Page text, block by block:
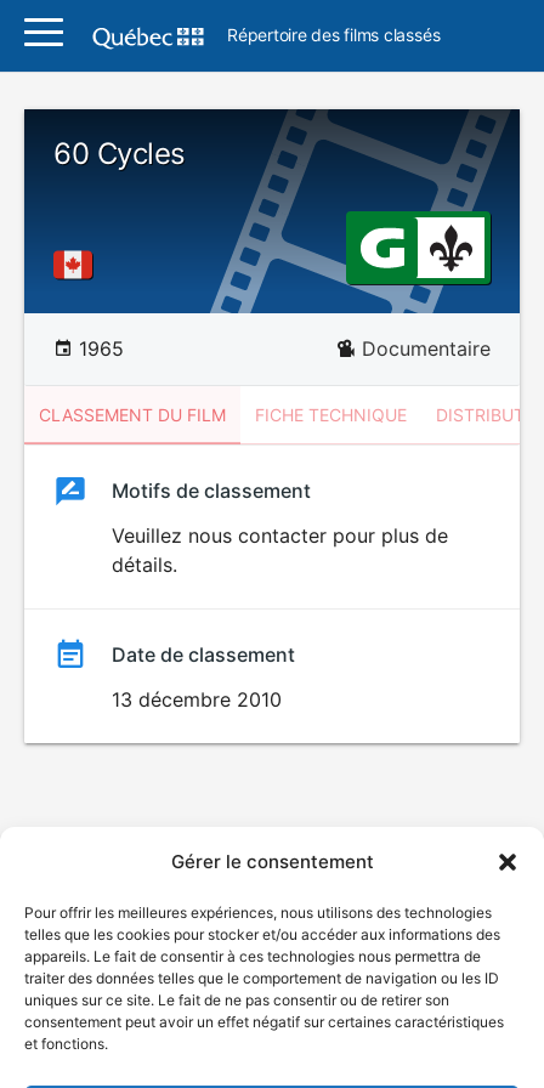
Gérer le consentement
Pour offrir les meilleures expériences, nous utilisons des technologies
telles que les cookies pour stocker et/ou accéder aux informations des
appareils. Le fait de consentir à ces technologies nous permettra de
traiter des données telles que le comportement de navigation ou les ID
uniques sur ce site. Le fait de ne pas consentir ou de retirer son
consentement peut avoir un effet négatif sur certaines caractéristiques
et fonctions.
Répertoire des films classés
60 Cycles
1965 Documentaire
CLASSEMENT DU FILM FICHE TECHNIQUE
ClassementClassement
Motifs de classement
Veuillez nous contacter pour plus de
détails.
Date de classement
13 décembre 2010